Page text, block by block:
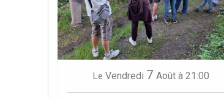
Forges-les-Eaux
Neufchâtel-en-Bray
Le Vendredi 7 Août à 21:00